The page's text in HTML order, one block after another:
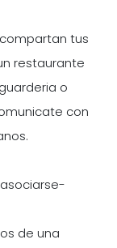
tus
restaurante
o
con
de una